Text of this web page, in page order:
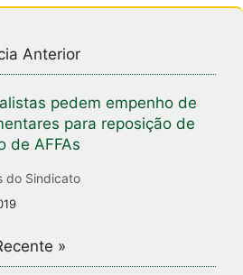
Anterior
pedem empenho de
para reposição de
de AFFAs
do Sindicato
»